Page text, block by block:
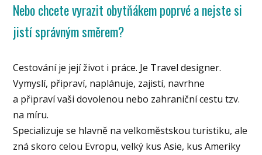
Nebo chcete vyrazit obytňákem poprvé a nejste si
jistí správným směrem?
Cestování je její život i práce. Je Travel designer.
Vymyslí, připraví, naplánuje, zajistí, navrhne
a připraví vaši dovolenou nebo zahraniční cestu tzv.
na míru.
Specializuje se hlavně na velkoměstskou turistiku, ale
zná skoro celou Evropu, velký kus Asie, kus Ameriky